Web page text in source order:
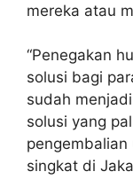
mereka atau
“Penegakan
solusi bagi
sudah
solusi yang
pengembalian
singkat di